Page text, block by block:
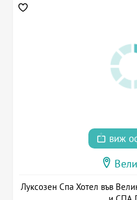
виж
Луксозен Спа Хотел във